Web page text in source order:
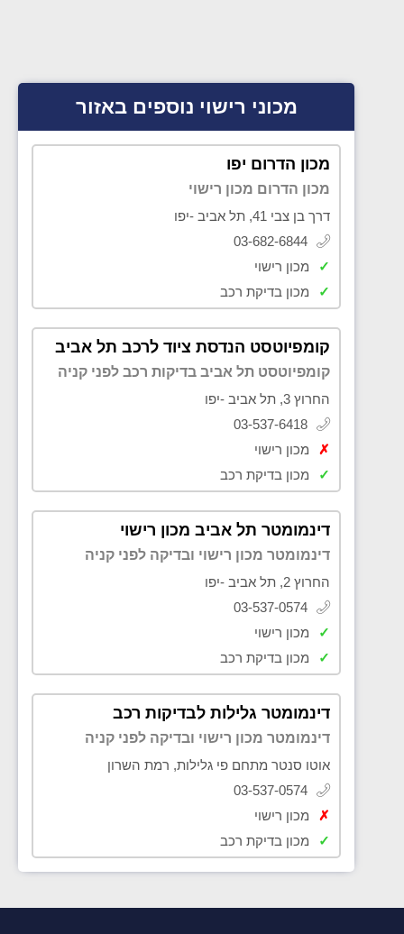
מכוני רישוי נוספים באזור
מכון הדרום יפו
מכון הדרום מכון רישוי
דרך בן צבי 41, תל אביב -יפו
03-682-6844
✓
מכון רישוי
✓
מכון בדיקת רכב
קומפיוטסט הנדסת ציוד לרכב תל אביב
קומפיוטסט תל אביב בדיקות רכב לפני קניה
החרוץ 3, תל אביב -יפו
03-537-6418
✗
מכון רישוי
✓
מכון בדיקת רכב
דינמומטר תל אביב מכון רישוי
דינמומטר מכון רישוי ובדיקה לפני קניה
החרוץ 2, תל אביב -יפו
03-537-0574
✓
מכון רישוי
✓
מכון בדיקת רכב
דינמומטר גלילות לבדיקות רכב
דינמומטר מכון רישוי ובדיקה לפני קניה
אוטו סנטר מתחם פי גלילות, רמת השרון
03-537-0574
✗
מכון רישוי
✓
מכון בדיקת רכב